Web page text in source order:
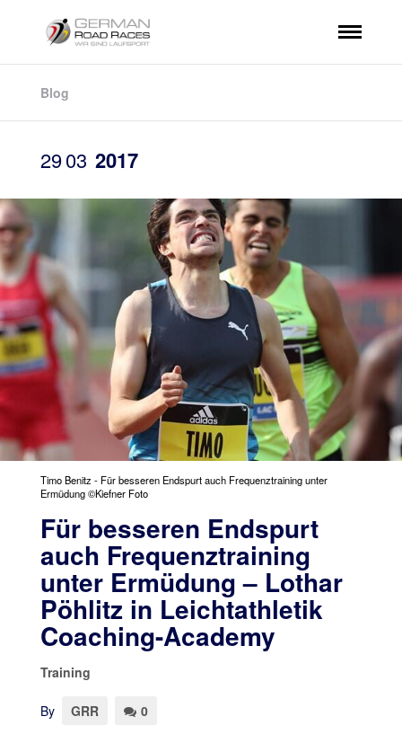
Blog
2903 2017
Timo Benitz - Für besseren Endspurt auch Frequenztraining unter
Ermüdung ©Kiefner Foto
Für besseren Endspurt
auch Frequenztraining
unter Ermüdung – Lothar
Pöhlitz in Leichtathletik
Coaching-Academy
Training
By GRR 0